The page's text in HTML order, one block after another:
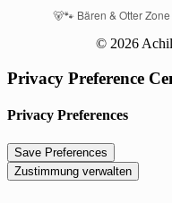
🐻🐾 Bären & Otter
© 2026
Privacy Preference
Privacy Preferences
Zustimmung verwalten